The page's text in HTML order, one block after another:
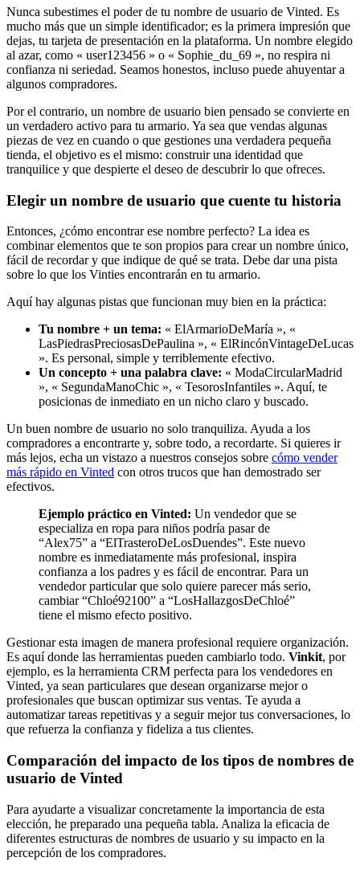
Nunca subestimes el poder de tu nombre de usuario de Vinted. Es
mucho más que un simple identificador; es la primera impresión que
dejas, tu tarjeta de presentación en la plataforma. Un nombre elegido
al azar, como « user123456 » o « Sophie_du_69 », no respira ni
confianza ni seriedad. Seamos honestos, incluso puede ahuyentar a
algunos compradores.
Por el contrario, un nombre de usuario bien pensado se convierte en
un verdadero activo para tu armario. Ya sea que vendas algunas
piezas de vez en cuando o que gestiones una verdadera pequeña
tienda, el objetivo es el mismo: construir una identidad que
tranquilice y que despierte el deseo de descubrir lo que ofreces.
Elegir un nombre de usuario que cuente tu historia
Entonces, ¿cómo encontrar ese nombre perfecto? La idea es
combinar elementos que te son propios para crear un nombre único,
fácil de recordar y que indique de qué se trata. Debe dar una pista
sobre lo que los Vinties encontrarán en tu armario.
Aquí hay algunas pistas que funcionan muy bien en la práctica:
Tu nombre + un tema: « ElArmarioDeMaría », «
LasPiedrasPreciosasDePaulina », « ElRincónVintageDeLucas
». Es personal, simple y terriblemente efectivo.
Un concepto + una palabra clave: « ModaCircularMadrid
», « SegundaManoChic », « TesorosInfantiles ». Aquí, te
posicionas de inmediato en un nicho claro y buscado.
Un buen nombre de usuario no solo tranquiliza. Ayuda a los
compradores a encontrarte y, sobre todo, a recordarte. Si quieres ir
más lejos, echa un vistazo a nuestros consejos sobre cómo vender
más rápido en Vinted con otros trucos que han demostrado ser
efectivos.
Ejemplo práctico en Vinted: Un vendedor que se
especializa en ropa para niños podría pasar de
“Alex75” a “ElTrasteroDeLosDuendes”. Este nuevo
nombre es inmediatamente más profesional, inspira
confianza a los padres y es fácil de encontrar. Para un
vendedor particular que solo quiere parecer más serio,
cambiar “Chloé92100” a “LosHallazgosDeChloé”
tiene el mismo efecto positivo.
Gestionar esta imagen de manera profesional requiere organización.
Es aquí donde las herramientas pueden cambiarlo todo. Vinkit, por
ejemplo, es la herramienta CRM perfecta para los vendedores en
Vinted, ya sean particulares que desean organizarse mejor o
profesionales que buscan optimizar sus ventas. Te ayuda a
automatizar tareas repetitivas y a seguir mejor tus conversaciones, lo
que refuerza la confianza y fideliza a tus clientes.
Comparación del impacto de los tipos de nombres de
usuario de Vinted
Para ayudarte a visualizar concretamente la importancia de esta
elección, he preparado una pequeña tabla. Analiza la eficacia de
diferentes estructuras de nombres de usuario y su impacto en la
percepción de los compradores.